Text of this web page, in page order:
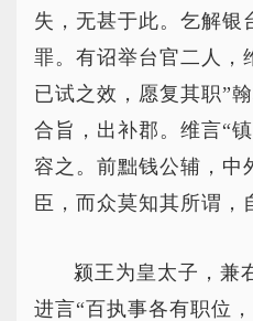
失，无甚于此。乞解银
罪。有诏举台官二人，
已试之效，愿复其职”
合旨，出补郡。维言“
容之。前黜钱公辅，中
臣，而众莫知其所谓，
颍王为皇太子，兼
进言“百执事各有职位